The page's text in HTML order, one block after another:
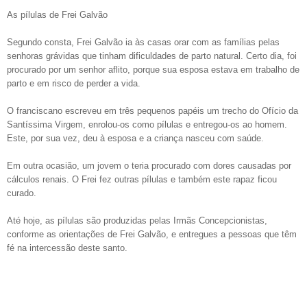
As pílulas de Frei Galvão
Segundo consta, Frei Galvão ia às casas orar com as famílias pelas
senhoras grávidas que tinham dificuldades de parto natural. Certo dia, foi
procurado por um senhor aflito, porque sua esposa estava em trabalho de
parto e em risco de perder a vida.
O franciscano escreveu em três pequenos papéis um trecho do Ofício da
Santíssima Virgem, enrolou-os como pílulas e entregou-os ao homem.
Este, por sua vez, deu à esposa e a criança nasceu com saúde.
Em outra ocasião, um jovem o teria procurado com dores causadas por
cálculos renais. O Frei fez outras pílulas e também este rapaz ficou
curado.
Até hoje, as pílulas são produzidas pelas Irmãs Concepcionistas,
conforme as orientações de Frei Galvão, e entregues a pessoas que têm
fé na intercessão deste santo.